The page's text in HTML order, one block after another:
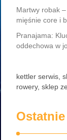
Martwy robak
mięśnie core i
Pranajama:
oddechowa w
kettler serwis,
rowery, sklep